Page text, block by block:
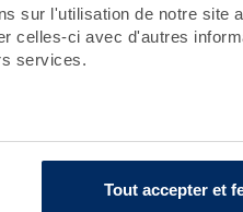
sur l'utilisation de notre site
celles-ci avec d'autres
services.
Tout accepter et